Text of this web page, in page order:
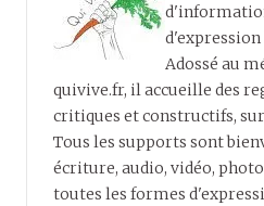
Adossé au
quivive.fr, il accueille des
critiques et constructifs,
Tous les supports sont
écriture, audio, vidéo,
toutes les formes